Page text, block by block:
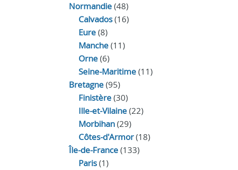
Normandie(48)
Calvados(16)
Eure(8)
Manche(11)
Orne(6)
Seine-Maritime(11)
Bretagne(95)
Finistère(30)
Ille-et-Vilaine(22)
Morbihan(29)
Côtes-d'Armor(18)
Île-de-France(133)
Paris(1)